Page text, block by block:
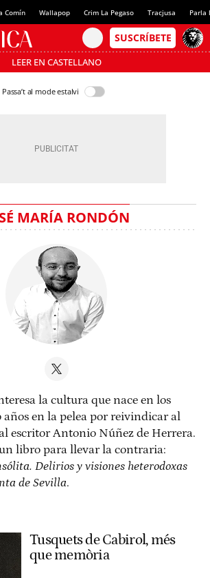
Comín Wallapop Crim La Pegaso Tracjusa Parla
LEER EN CASTELLANO
Passa’t al mode estalvi
MARÍA RONDÓN
la cultura que nace en los
años en la pelea por reivindicar al
escritor Antonio Núñez de Herrera.
libro para llevar la contraria:
Delirios y visiones heterodoxas
de Sevilla.
Tusquets de Cabirol, més
que memòria